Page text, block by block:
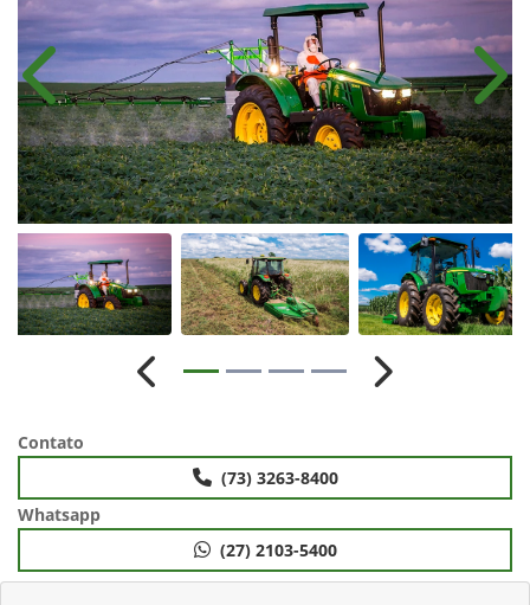
Anterior
Anterior Próximo
Contato
(73) 3263-8400
Whatsapp
(27) 2103-5400